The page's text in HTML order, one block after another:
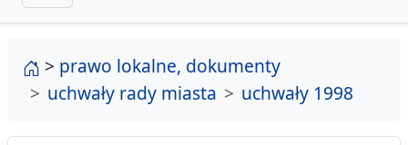
strona główna
> prawo lokalne, dokumenty
uchwały rady miasta
uchwały 1998